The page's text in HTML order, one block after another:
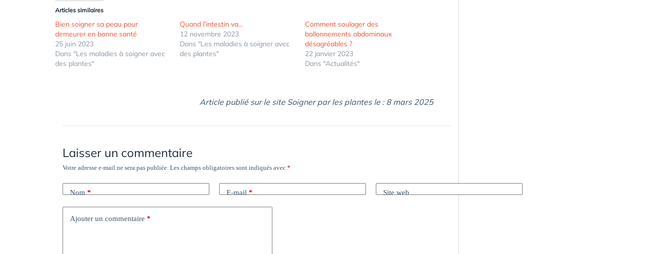
Articles similaires
Bien soigner sa peau pour
demeurer en bonne santé
25 juin 2023
Dans "Les maladies à soigner avec
des plantes"
Quand l’intestin va…
12 novembre 2023
Dans "Les maladies à soigner avec
des plantes"
Comment soulager des
ballonnements abdominaux
désagréables ?
22 janvier 2023
Dans "Actualités"
Article publié sur le site Soigner par les plantes le : 8 mars 2025
Laisser un commentaire
Votre adresse e-mail ne sera pas publiée. Les champs obligatoires sont indiqués avec *
Nom * E-mail * Site web
Ajouter un commentaire *